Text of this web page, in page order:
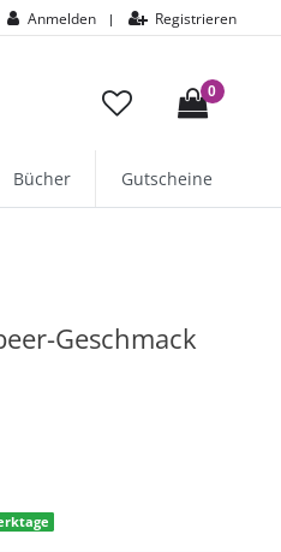
Anmelden | Registrieren
0
Bücher Gutscheine
Geschmack